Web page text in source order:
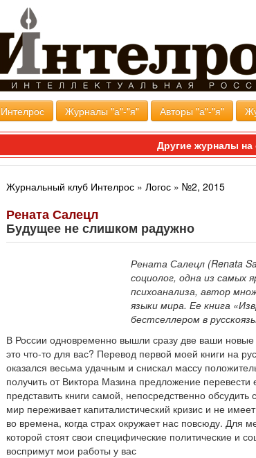
Интелрос Журналы "а"-"я" Авторы "а"-"я"
Другие журналы
Журнальный клуб Интелрос » Логос » №2, 2015
Рената Салецл
Будущее не слишком радужно
Рената Салецл (Renata
социолог, одна из самых
психоанализа, автор
языки мира. Ее книга
бестселлером в
В России одновременно вышли сразу две ваши
это что-то для вас? Перевод первой моей книги на
оказался весьма удачным и снискал массу
получить от Виктора Мазина предложение
представить книги самой, непосредственно
мир переживает капиталистический кризис и не
во времена, когда страх окружает нас повсюду. Для
которой стоят свои специфические политические и
воспримут мои работы у вас